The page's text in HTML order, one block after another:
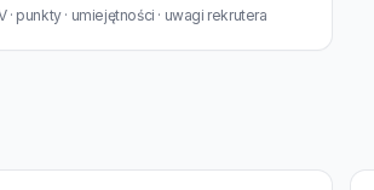
· punkty · umiejętności · uwagi rekrutera